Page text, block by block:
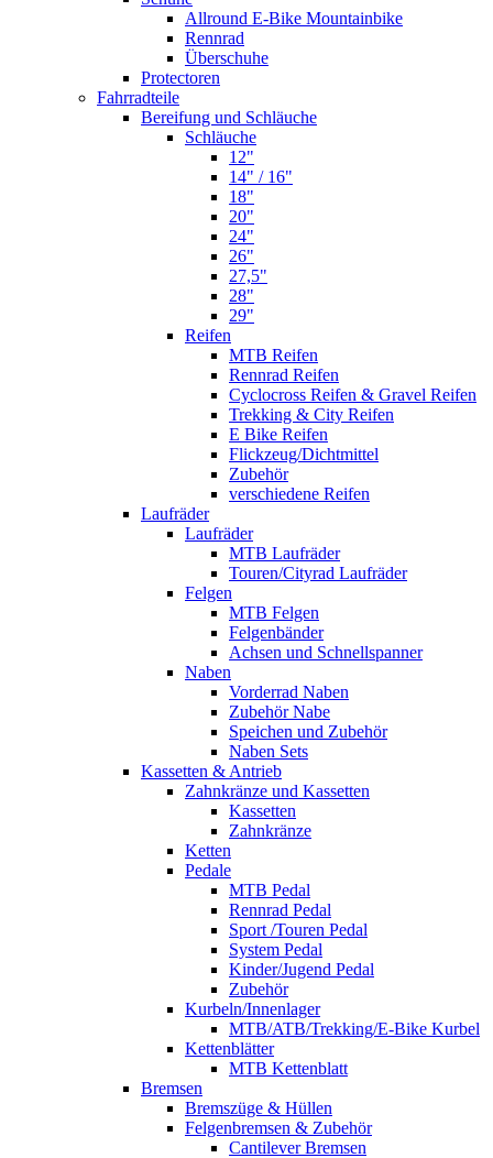
Allround E-Bike Mountainbike
Rennrad
Überschuhe
Protectoren
Fahrradteile
Bereifung und Schläuche
Schläuche
12"
14" / 16"
18"
20"
24"
26"
27,5"
28"
29"
Reifen
MTB Reifen
Rennrad Reifen
Cyclocross Reifen & Gravel Reifen
Trekking & City Reifen
E Bike Reifen
Flickzeug/Dichtmittel
Zubehör
verschiedene Reifen
Laufräder
Laufräder
MTB Laufräder
Touren/Cityrad Laufräder
Felgen
MTB Felgen
Felgenbänder
Achsen und Schnellspanner
Naben
Vorderrad Naben
Zubehör Nabe
Speichen und Zubehör
Naben Sets
Kassetten & Antrieb
Zahnkränze und Kassetten
Kassetten
Zahnkränze
Ketten
Pedale
MTB Pedal
Rennrad Pedal
Sport /Touren Pedal
System Pedal
Kinder/Jugend Pedal
Zubehör
Kurbeln/Innenlager
MTB/ATB/Trekking/E-Bike Kurbel
Kettenblätter
MTB Kettenblatt
Bremsen
Bremszüge & Hüllen
Felgenbremsen & Zubehör
Cantilever Bremsen